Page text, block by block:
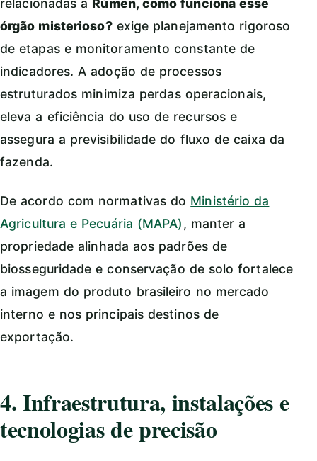
relacionadas a Rúmen, como funciona esse
órgão misterioso?exige planejamento rigoroso
de etapas e monitoramento constante de
indicadores. A adoção de processos
estruturados minimiza perdas operacionais,
eleva a eficiência do uso de recursos e
assegura a previsibilidade do fluxo de caixa da
fazenda.
De acordo com normativas do Ministério da
Agricultura e Pecuária (MAPA), manter a
propriedade alinhada aos padrões de
biosseguridade e conservação de solo fortalece
a imagem do produto brasileiro no mercado
interno e nos principais destinos de
exportação.
4. Infraestrutura, instalações e
tecnologias de precisão